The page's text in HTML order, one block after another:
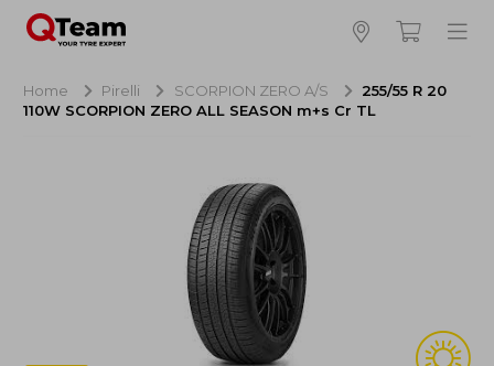
Hoeveel banden wilt u bestellen?
Totaal inclusief BTW:
Bestellen
Annuleren
Home Pirelli SCORPION ZERO A/S
255/55 R 20
110W SCORPION ZERO ALL SEASON m+s Cr TL